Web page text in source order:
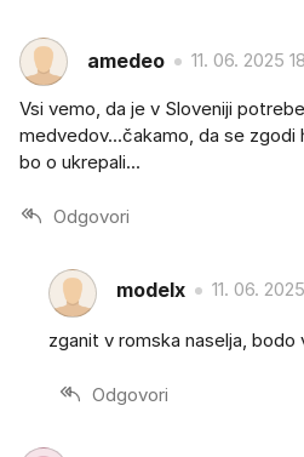
amedeo 11. 06. 2025
Vsi vemo, da je v Sloveniji
medvedov...čakamo, da se zgodi
bo o ukrepali...
Odgovori
modelx 11. 06.
zganit v romska naselja, bodo
Odgovori